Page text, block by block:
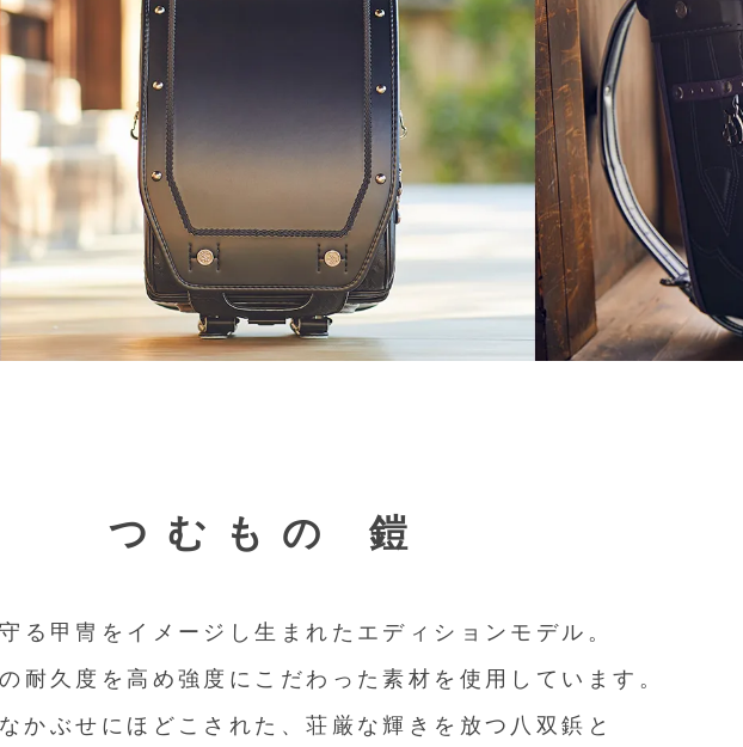
つむもの 鎧
る甲冑をイメージし生まれたエディションモデル。
耐久度を高め強度にこだわった素材を使用しています。
かぶせにほどこされた、荘厳な輝きを放つ八双鋲と